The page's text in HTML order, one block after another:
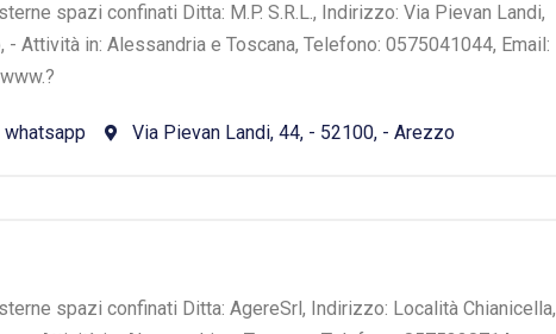
spazi confinati Ditta: M.P. S.R.L., Indirizzo: Via Pievan Landi,
Attività in: Alessandria e Toscana, Telefono: 0575041044, Email:
whatsapp Via Pievan Landi, 44, - 52100, - Arezzo
spazi confinati Ditta: AgereSrl, Indirizzo: Località Chianicella,